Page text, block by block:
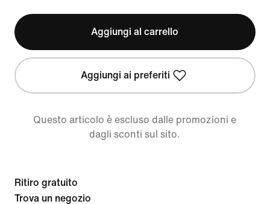
Aggiungi al carrello
Aggiungi ai preferiti
Questo articolo è escluso dalle promozioni e
dagli sconti sul sito.
Ritiro gratuito
Trova un negozio